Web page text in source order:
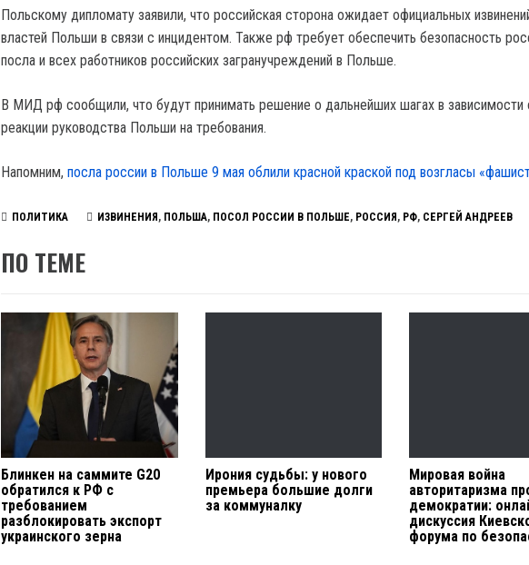
Польскому дипломату заявили, что российская сторона ожидает официальных
властей Польши в связи с инцидентом. Также рф требует обеспечить безопасность
посла и всех работников российских загранучреждений в Польше.
В МИД рф сообщили, что будут принимать решение о дальнейших шагах в зависимости
реакции руководства Польши на требования.
Напомним, посла россии в Польше 9 мая облили красной краской под возгласы
ПОЛИТИКА ИЗВИНЕНИЯ , ПОЛЬША, ПОСОЛ РОССИИ В ПОЛЬШЕ, РОССИЯ , РФ, СЕРГЕЙ АНДРЕЕВ
ПО ТЕМЕ
Блинкен на саммите G20
обратился к РФ с
требованием
разблокировать экспорт
украинского зерна
Ирония судьбы: у нового
премьера большие долги
за коммуналку
Мировая война
авторитаризма
демократии:
дискуссия
форума по